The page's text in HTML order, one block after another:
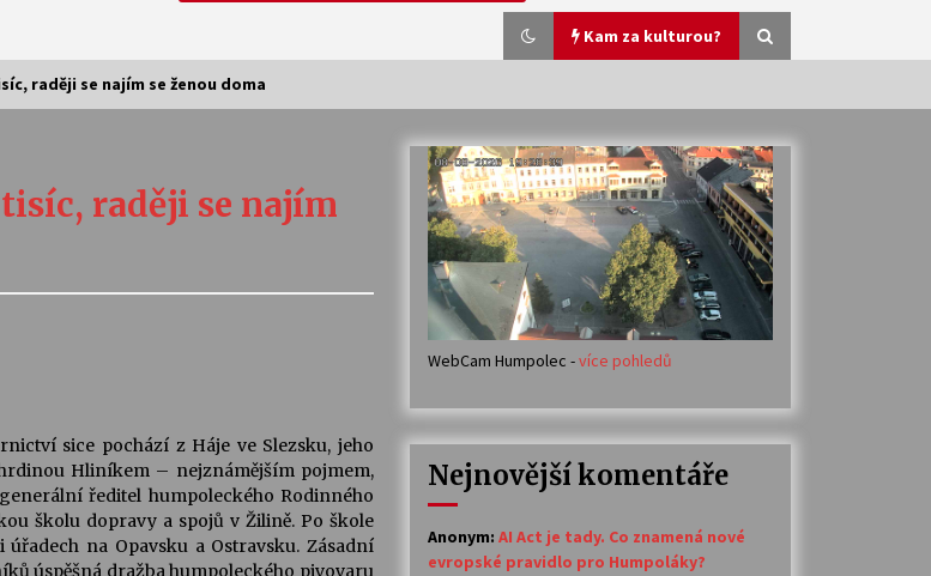
Kam za kulturou?
Stávám se kapkou
30. 7. 2026
Veselí muzikanti
30. 7. 2026
Kolchoz a Jenakaši
Votavžatský ploty
23. 7. 2026
14. 7. 2026
Varhanní recitál Michala Novenka v
Klášteře Želiv
3. 7. 2026
30. 6. 2026
raději se najím se ženou doma
raději se najím
sice pochází z Háje ve Slezsku, jeho
Hliníkem – nejznámějším pojmem,
ředitel humpoleckého Rodinného
školu dopravy a spojů v Žilině. Po škole
na Opavsku a Ostravsku. Zásadní
úspěšná dražba humpoleckého pivovaru
WebCam Humpolec -více pohledů
Nejnovější komentáře
Anonym: AI Act je tady. Co znamená nové
evropské pravidlo pro Humpoláky?